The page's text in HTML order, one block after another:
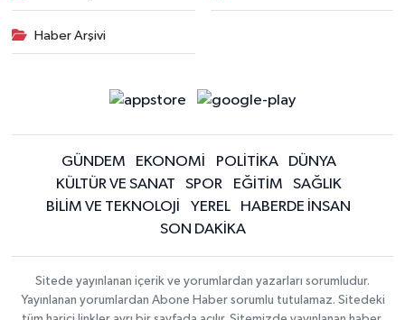
Haber Arşivi
GÜNDEM EKONOMİ POLİTİKA
DÜNYA
KÜLTÜR VE SANAT
SPOR EĞİTİM
SAĞLIK
BİLİM VE TEKNOLOJİ
YEREL
HABERDE İNSAN
SON DAKİKA
Sitede yayınlanan içerik ve yorumlardan yazarları sorumludur.
Yayınlanan yorumlardan Abone Haber sorumlu tutulamaz. Sitedeki